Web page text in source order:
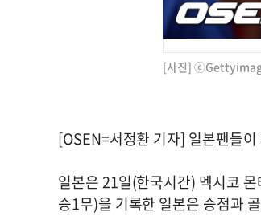
[사진]
[OSEN=서정환 기자] 일본팬들
일본은 21일(한국시간) 멕시코
승1무)을 기록한 일본은 승점과